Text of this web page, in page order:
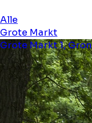
Alle
Grote Markt
Grote Markt 1,